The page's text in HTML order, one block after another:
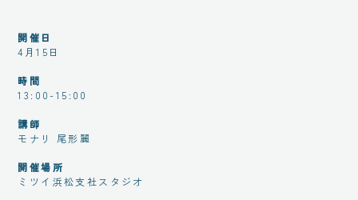
開催日
4月15日
時間
13:00-15:00
講師
モナリ 尾形麗
開催場所
ミツイ浜松支社スタジオ